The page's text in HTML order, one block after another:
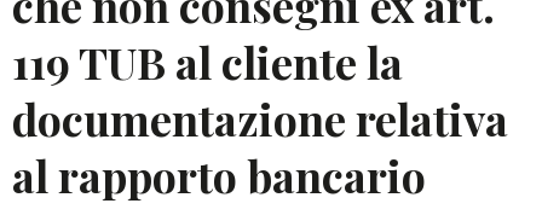
119 TUB al cliente la
documentazione relativa
al rapporto bancario